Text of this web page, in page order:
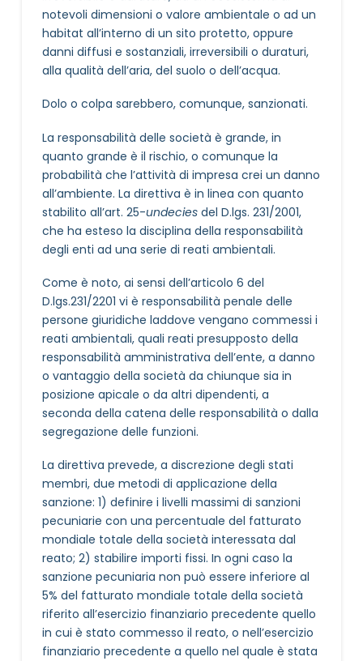
notevoli dimensioni o valore ambientale o ad un
habitat all’interno di un sito protetto, oppure
danni diffusi e sostanziali, irreversibili o duraturi,
alla qualità dell’aria, del suolo o dell’acqua.
Dolo o colpa sarebbero, comunque, sanzionati.
La responsabilità delle società è grande, in
quanto grande è il rischio, o comunque la
probabilità che l’attività di impresa crei un danno
all’ambiente. La direttiva è in linea con quanto
stabilito all’art. 25-undeciesdel D.lgs. 231/2001,
che ha esteso la disciplina della responsabilità
degli enti ad una serie di reati ambientali.
Come è noto, ai sensi dell’articolo 6 del
D.lgs.231/2201 vi è responsabilità penale delle
persone giuridiche laddove vengano commessi i
reati ambientali, quali reati presupposto della
responsabilità amministrativa dell’ente, a danno
o vantaggio della società da chiunque sia in
posizione apicale o da altri dipendenti, a
seconda della catena delle responsabilità o dalla
segregazione delle funzioni.
La direttiva prevede, a discrezione degli stati
membri, due metodi di applicazione della
sanzione: 1) definire i livelli massimi di sanzioni
pecuniarie con una percentuale del fatturato
mondiale totale della società interessata dal
reato; 2) stabilire importi fissi. In ogni caso la
sanzione pecuniaria non può essere inferiore al
5% del fatturato mondiale totale della società
riferito all’esercizio finanziario precedente quello
in cui è stato commesso il reato, o nell’esercizio
finanziario precedente a quello nel quale è stata